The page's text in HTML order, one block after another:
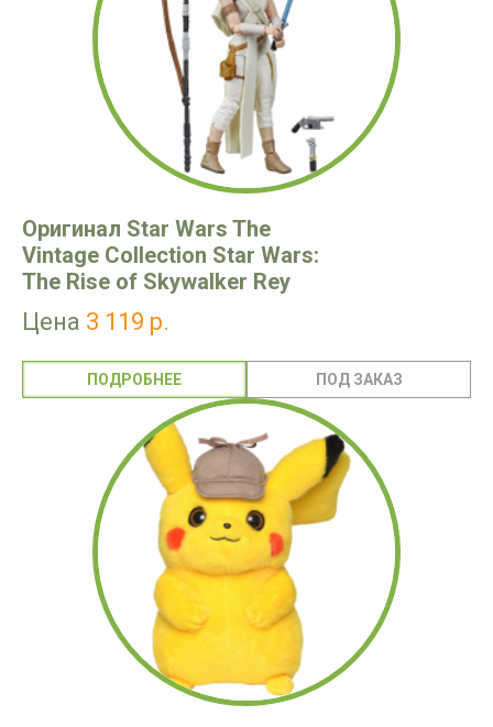
Оригинал Star Wars The
Vintage Collection Star Wars:
The Rise of Skywalker Rey
Цена 3 119 р.
ПОДРОБНЕЕ